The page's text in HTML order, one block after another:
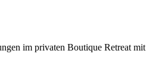
im privaten Boutique Retreat mit